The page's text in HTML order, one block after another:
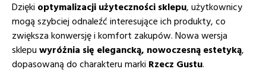
Dzięki optymalizacji użyteczności sklepu, użytkownicy
mogą szybciej odnaleźć interesujące ich produkty, co
zwiększa konwersję i komfort zakupów. Nowa wersja
sklepu wyróżnia się elegancką, nowoczesną estetyką,
dopasowaną do charakteru marki Rzecz Gustu.